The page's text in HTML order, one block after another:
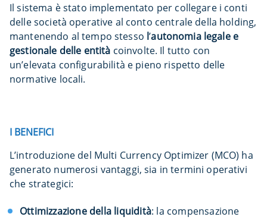
Il sistema è stato implementato per collegare i conti
delle società operative al conto centrale della holding,
mantenendo al tempo stesso l’autonomia legale e
gestionale delle entità coinvolte. Il tutto con
un’elevata configurabilità e pieno rispetto delle
normative locali.
I BENEFICI
L’introduzione del Multi Currency Optimizer (MCO) ha
generato numerosi vantaggi, sia in termini operativi
che strategici:
Ottimizzazione della liquidità: la compensazione